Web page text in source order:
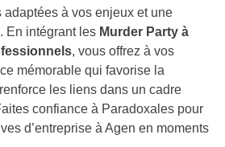
à vos enjeux et une
En intégrant les Murder Party à
, vous offrez à vos
mémorable qui favorise la
les liens dans un cadre
confiance à Paradoxales pour
d’entreprise à Agen en moments